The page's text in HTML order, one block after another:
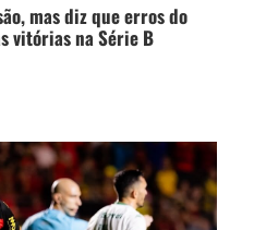
mas diz que erros do
vitórias na Série B